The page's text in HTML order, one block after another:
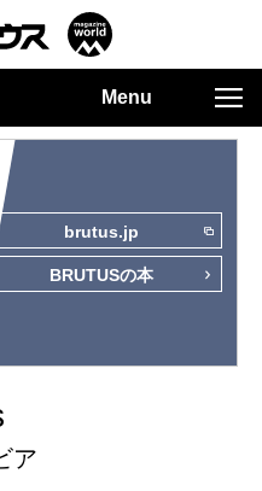
Menu
brutus.jp
BRUTUSの本
ア